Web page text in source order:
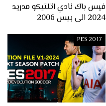
فيس باك نادي اتلتيكو مدريد
2024 الى بيس 2006
PES 2017